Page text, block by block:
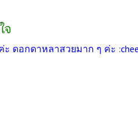
จ
ดอกดาหลาสวยมาก ๆ ค่ะ